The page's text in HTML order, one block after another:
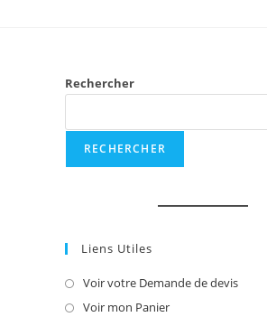
Rechercher
RECHERCHER
Liens Utiles
Voir votre Demande de devis
Voir mon PanierS’ouvre